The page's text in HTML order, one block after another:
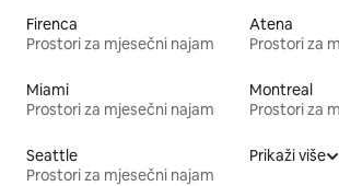
Firenca
Prostori za mjesečni najam
Atena
Prostori za
Miami
Prostori za mjesečni najam
Montreal
Prostori za
Seattle
Prostori za mjesečni najam
Prikaži više